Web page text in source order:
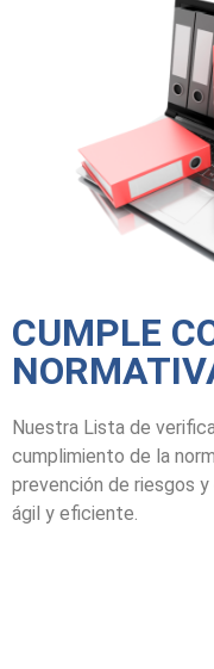
CUMPLE
Nuestra Lista de
cumplimiento de la
prevención de riesgos
ágil y eficiente.